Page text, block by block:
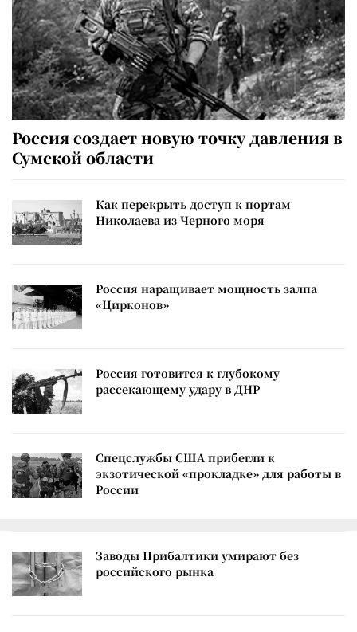
Россия создает новую точку давления в
Сумской области
Как перекрыть доступ к портам
Николаева из Черного моря
Россия наращивает мощность залпа
«Цирконов»
Россия готовится к глубокому
рассекающему удару в ДНР
Спецслужбы США прибегли к
экзотической «прокладке» для работы в
России
Заводы Прибалтики умирают без
российского рынка